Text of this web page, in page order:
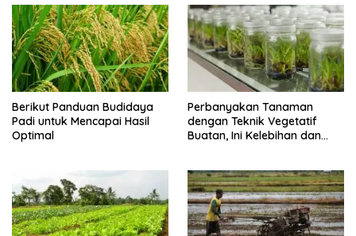
Berikut Panduan Budidaya
Padi untuk Mencapai Hasil
Optimal
Perbanyakan Tanaman
dengan Teknik Vegetatif
Buatan, Ini Kelebihan dan